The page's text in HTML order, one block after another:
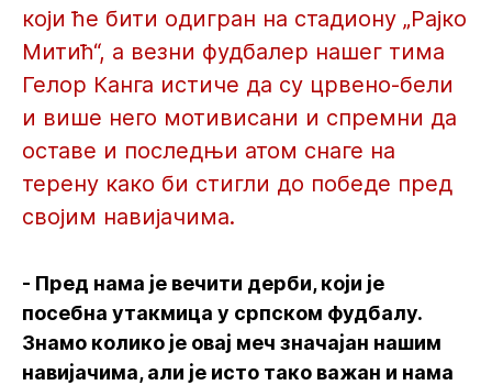
који ће бити одигран на стадиону „Рајко
Митић“, а везни фудбалер нашег тима
Гелор Канга истиче да су црвено-бели
и више него мотивисани и спремни да
оставе и последњи атом снаге на
терену како би стигли до победе пред
својим навијачима.
- Пред нама је вечити дерби, који је
посебна утакмица у српском фудбалу.
Знамо колико је овај меч значајан нашим
навијачима, али је исто тако важан и нама